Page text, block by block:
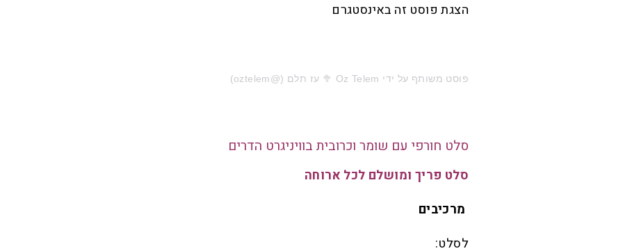
הצגת פוסט זה באינסטגרם
פוסט משותף על ידי ‏‎Oz Telem 🥦 עז תלם‎‏ (@‏‎oztelem‎‏)
סלט חורפי עם שומר וכרובית בוויניגרט הדרים
סלט פריך ומושלם לכל ארוחה
מרכיבים
לסלט: